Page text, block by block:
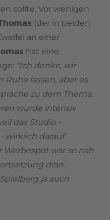
sollte. Vor wenigen
(der in beiden
an einer
hat eine
"Ich denke, wir
Ruhe lassen, aber es
zu dem Thema.
wurde intensiv
das Studio -
wirklich darauf
Werbespot war so nah
dran.
ja auch